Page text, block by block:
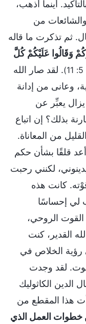
أينما أذهب،
من
ثم تذكرت ما قاله
وَقَالُوا عَلَيْكُمْ كُلَّ
. لقد صار الله
وعانى من إدانة
يزال يعبِّر عن
بذلك؟ إن اتباع
من المعاناة.
أعد قلقًا بشأن حكم
لكنني رحبت
كانت هذه
لي إحساسًا
القوت الروحي،
القدير، كنت
الخلاص في
لقد وجدت
الدين الكاثوليك
هذا المقطع من
العمل الذي